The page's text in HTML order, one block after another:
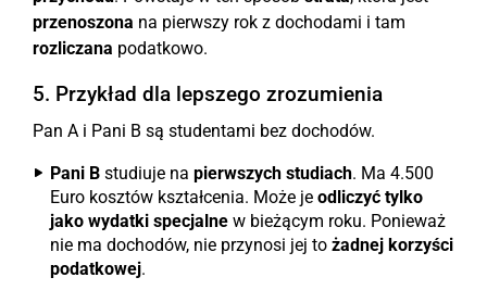
przenoszona na pierwszy rok z dochodami i tam
rozliczana podatkowo.
5. Przykład dla lepszego zrozumienia
Pan A i Pani B są studentami bez dochodów.
Pani B studiuje na pierwszych studiach. Ma 4.500
Euro kosztów kształcenia. Może je odliczyć tylko
jako wydatki specjalne w bieżącym roku. Ponieważ
nie ma dochodów, nie przynosi jej to żadnej korzyści
podatkowej.